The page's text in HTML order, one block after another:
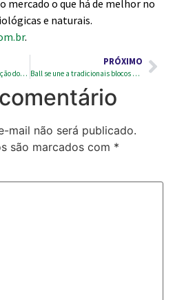
mercado o que há de melhor no
e naturais.
.
Curiosidades e Decomposição dos Papéis
PRÓXIMO
Ball se une a tradicionais blocos de rua em campanha em prol de catadores
mail não será publicado.
são marcados com *